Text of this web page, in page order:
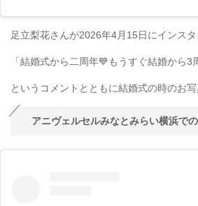
足立梨花さんが2026年4月15日にインスタ
「結婚式から二周年💙もうすぐ結婚から3
というコメントとともに結婚式の時のお
アニヴェルセルみなとみらい横浜で